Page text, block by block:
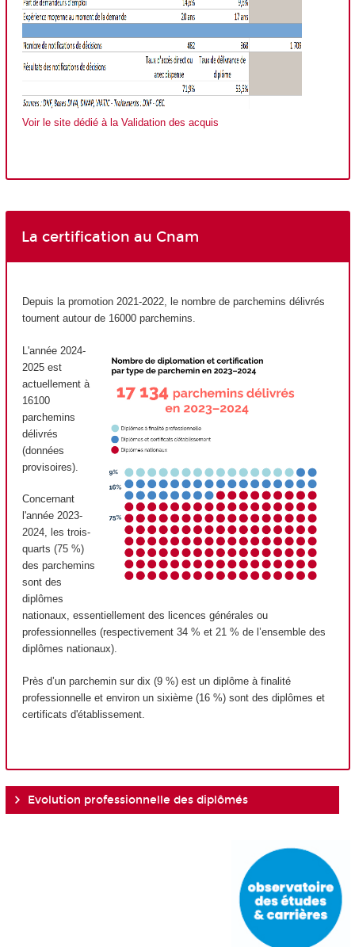
Voir le site dédié à la Validation des acquis
La certification au Cnam
Depuis la promotion 2021-2022, le nombre de parchemins délivrés
tournent autour de 16000 parchemins.
L'année 2024-
2025 est
actuellement à
16100
parchemins
délivrés
(données
provisoires).
Concernant
l'année 2023-
2024, les trois-
quarts (75 %)
des parchemins
sont des
diplômes
nationaux, essentiellement des licences générales ou
professionnelles (respectivement 34 % et 21 % de l’ensemble des
diplômes nationaux).
Près d’un parchemin sur dix (9 %) est un diplôme à finalité
professionnelle et environ un sixième (16 %) sont des diplômes et
certificats d'établissement
Evolution professionnelle des diplômés